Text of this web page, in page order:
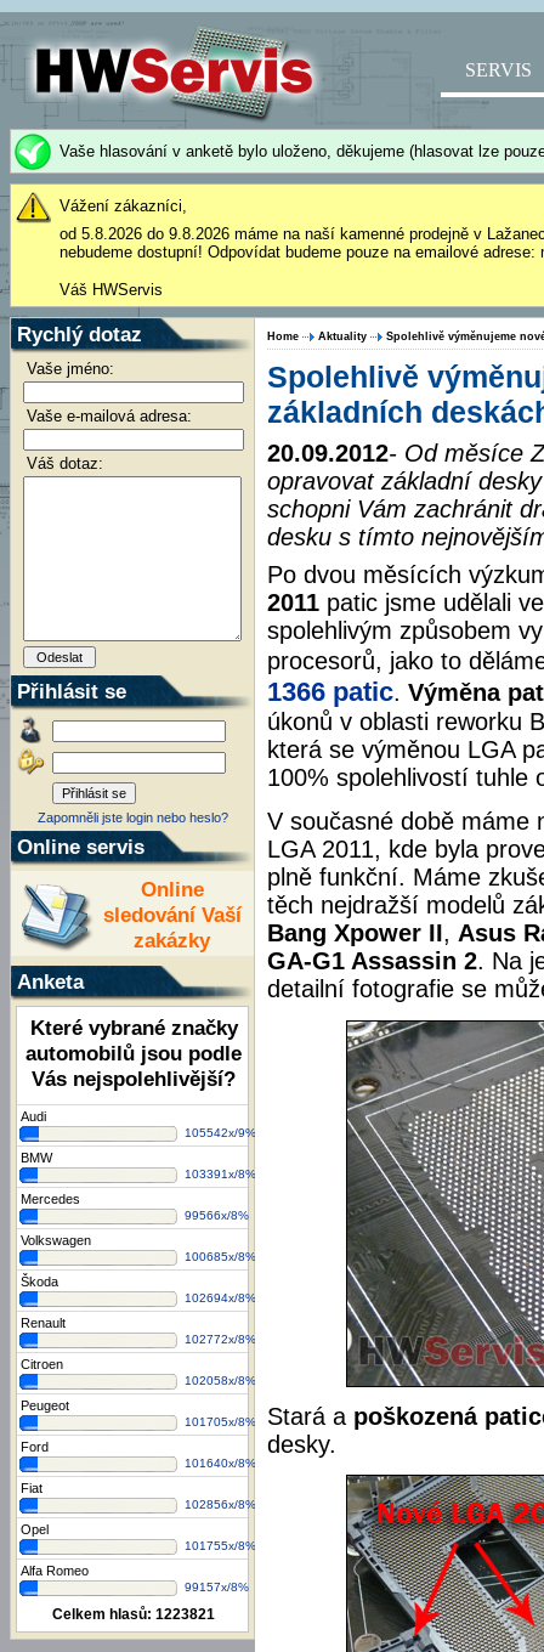
SERVIS
Vaše hlasování v anketě bylo uloženo, děkujeme (hlasovat lze
Vážení zákazníci,
od 5.8.2026 do 9.8.2026 máme na naší kamenné prodejně v
nebudeme dostupní! Odpovídat budeme pouze na emailové
Váš HWServis
Rychlý dotaz
Vaše jméno:
Vaše e-mailová adresa:
Váš dotaz:
Přihlásit se
Zapomněli jste login nebo heslo?
Online servis
Online
sledování Vaší
zakázky
Anketa
Které vybrané značky
automobilů jsou podle
Vás nejspolehlivější?
Audi
105542x/9%
BMW
103391x/8%
Mercedes
99566x/8%
Volkswagen
100685x/8%
Škoda
102694x/8%
Renault
102772x/8%
Citroen
102058x/8%
Peugeot
101705x/8%
Ford
101640x/8%
Fiat
102856x/8%
Opel
101755x/8%
Alfa Romeo
99157x/8%
Celkem hlasů: 1223821
Home Aktuality Spolehlivě výměnujeme
Spolehlivě
základních
20.09.2012- Od měsíce
opravovat základní
schopni Vám zachránit
desku s tímto
Po dvou měsících
2011 patic jsme udělali
spolehlivým způsobem
procesorů, jako to
1366 patic. Výměna
úkonů v oblasti reworku
která se výměnou LGA
100% spolehlivostí tuhle
V současné době máme
LGA 2011, kde byla
plně funkční. Máme
těch nejdražší modelů
Bang Xpower II, Asus
GA-G1 Assassin 2. Na
detailní fotografie se
Stará a poškozená
desky.